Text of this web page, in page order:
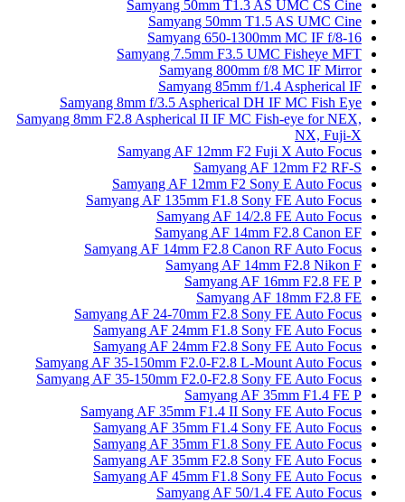
Samyang 50mm T1.3 AS UMC CS Cine
Samyang 50mm T1.5 AS UMC Cine
Samyang 650-1300mm MC IF f/8-16
Samyang 7.5mm F3.5 UMC Fisheye MFT
Samyang 800mm f/8 MC IF Mirror
Samyang 85mm f/1.4 Aspherical IF
Samyang 8mm f/3.5 Aspherical DH IF MC Fish Eye
Samyang 8mm F2.8 Aspherical II IF MC Fish-eye for NEX,
NX, Fuji-X
Samyang AF 12mm F2 Fuji X Auto Focus
Samyang AF 12mm F2 RF-S
Samyang AF 12mm F2 Sony E Auto Focus
Samyang AF 135mm F1.8 Sony FE Auto Focus
Samyang AF 14/2.8 FE Auto Focus
Samyang AF 14mm F2.8 Canon EF
Samyang AF 14mm F2.8 Canon RF Auto Focus
Samyang AF 14mm F2.8 Nikon F
Samyang AF 16mm F2.8 FE P
Samyang AF 18mm F2.8 FE
Samyang AF 24-70mm F2.8 Sony FE Auto Focus
Samyang AF 24mm F1.8 Sony FE Auto Focus
Samyang AF 24mm F2.8 Sony FE Auto Focus
Samyang AF 35-150mm F2.0-F2.8 L-Mount Auto Focus
Samyang AF 35-150mm F2.0-F2.8 Sony FE Auto Focus
Samyang AF 35mm F1.4 FE P
Samyang AF 35mm F1.4 II Sony FE Auto Focus
Samyang AF 35mm F1.4 Sony FE Auto Focus
Samyang AF 35mm F1.8 Sony FE Auto Focus
Samyang AF 35mm F2.8 Sony FE Auto Focus
Samyang AF 45mm F1.8 Sony FE Auto Focus
Samyang AF 50/1.4 FE Auto Focus